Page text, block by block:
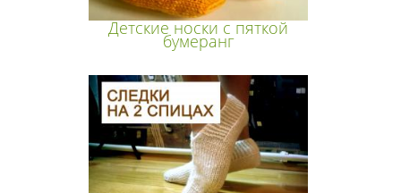
Детские носки с пяткой
бумеранг